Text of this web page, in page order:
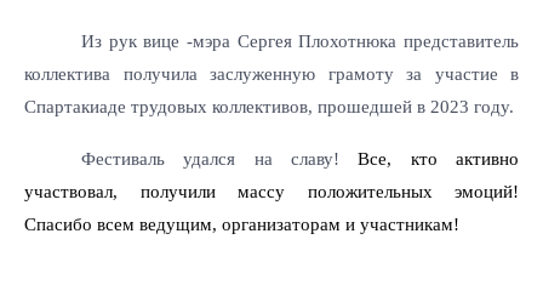
Из рук вице -мэра Сергея Плохотнюка представитель
коллектива получила заслуженную грамоту за участие в
Спартакиаде трудовых коллективов, прошедшей в 2023 году.
Фестиваль удался на славу!Все, кто активно
участвовал, получили массу положительных эмоций!
Спасибо всем ведущим, организаторам и участникам!